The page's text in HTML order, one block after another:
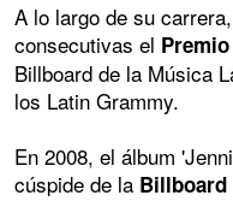
A lo largo de su
consecutivas el
Billboard de la Música
los Latin Grammy.
En 2008, el álbum
cúspide de la Billboard